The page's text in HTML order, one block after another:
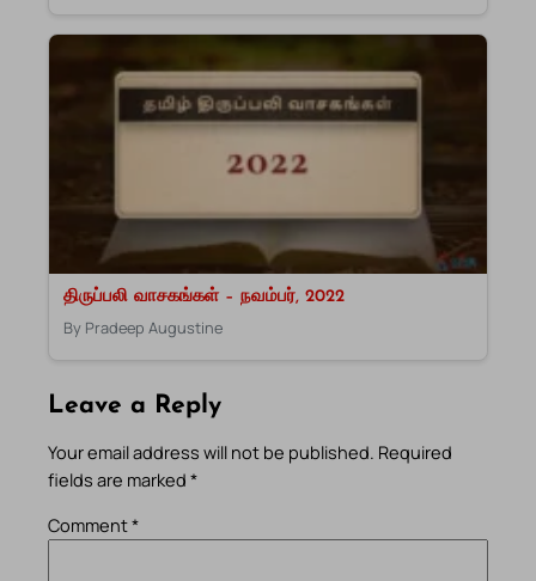
திருப்பலி வாசகங்கள் – நவம்பர், 2022
By Pradeep Augustine
Leave a Reply
Your email address will not be published. Required
fields are marked *
Comment*